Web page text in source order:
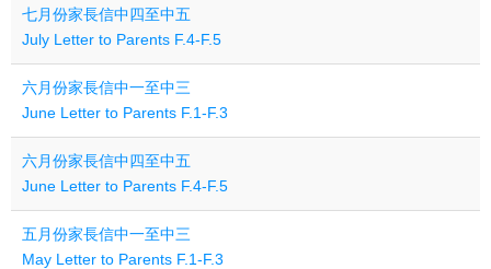
七月份家長信中四至中五
July Letter to Parents F.4-F.5
六月份家長信中一至中三
June Letter to Parents F.1-F.3
六月份家長信中四至中五
June Letter to Parents F.4-F.5
五月份家長信中一至中三
May Letter to Parents F.1-F.3